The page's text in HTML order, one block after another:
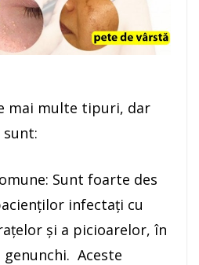
mai multe tipuri, dar
sunt:
Sunt foarte des
infectați cu
și a picioarelor, în
Aceste